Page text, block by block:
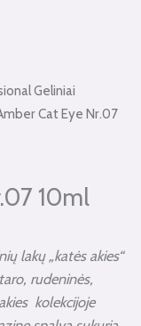
Geliniai
Cat Eye Nr.07
10ml
lakų „katės akies“
rudeninės,
kolekcijoje